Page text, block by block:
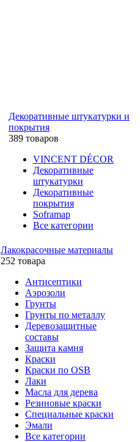
Декоративные штукатурки и
покрытия
389 товаров
VINCENT DÉCOR
Декоративные
штукатурки
Декоративные
покрытия
Soframap
Все категории
Лакокрасочные материалы
252 товара
Антисептики
Аэрозоли
Грунты
Грунты по металлу
Деревозащитные
составы
Защита камня
Краски
Краски по OSB
Лаки
Масла для дерева
Резиновые краски
Специальные краски
Эмали
Все категории